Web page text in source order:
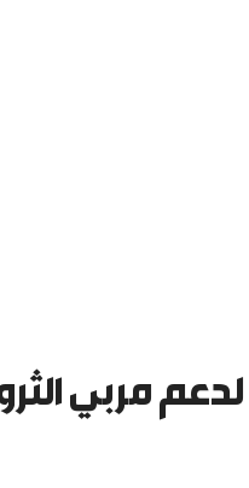
لدعم مربي